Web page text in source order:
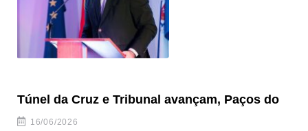
Túnel da Cruz e Tribunal avançam, Paços do
16/06/2026